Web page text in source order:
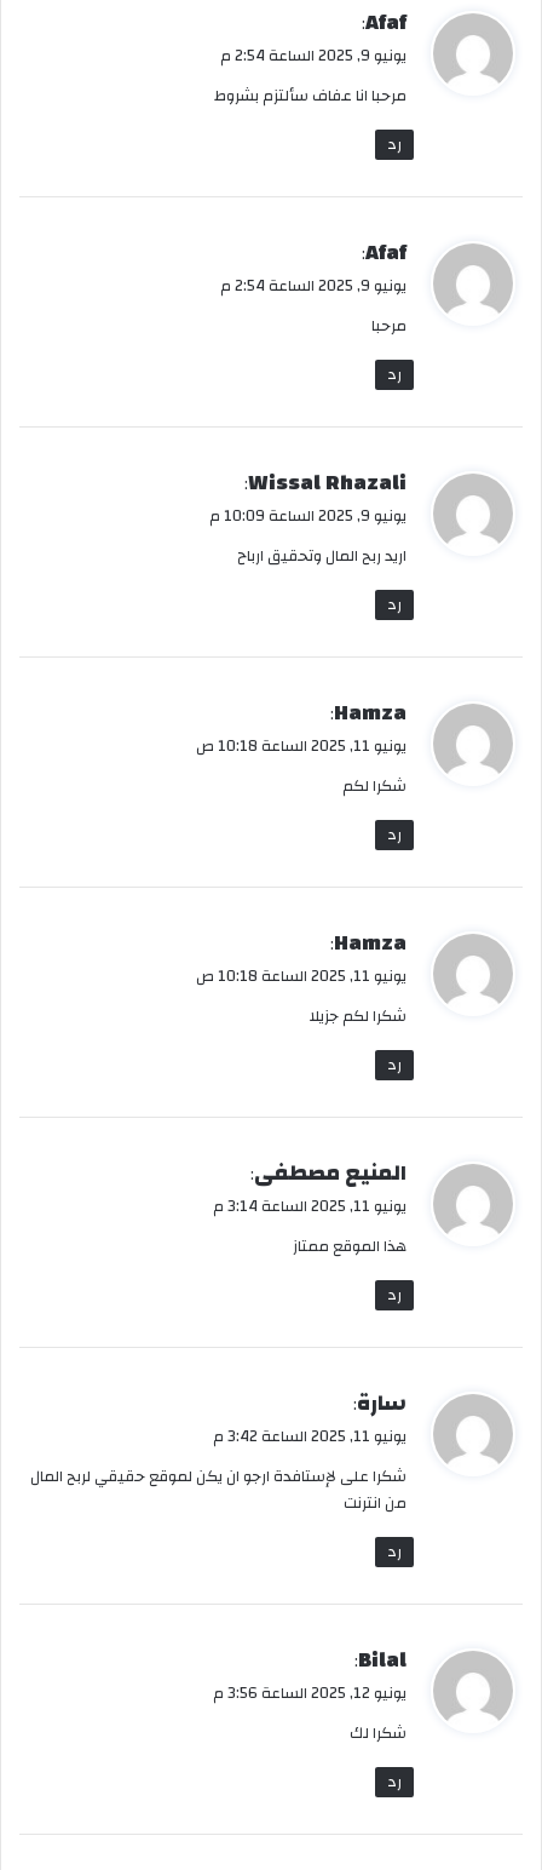
ي
و
ل
Afaf
:
يونيو 9, 2025 الساعة 2:54 م
مرحبا انا عفاف سألتزم بشروط
رد
ي
و
ل
Afaf
:
يونيو 9, 2025 الساعة 2:54 م
مرحبا
رد
ي
و
ل
Wissal Rhazali
:
يونيو 9, 2025 الساعة 10:09 م
اريد ربح المال وتحقيق ارباح
رد
ي
و
ل
Hamza
:
يونيو 11, 2025 الساعة 10:18 ص
شكرا لكم
رد
ي
و
ل
Hamza
:
يونيو 11, 2025 الساعة 10:18 ص
شكرا لكم جزيلا
رد
ي
و
ل
المنيع مصطفى:
يونيو 11, 2025 الساعة 3:14 م
هذا الموقع ممتاز
رد
ي
و
ل
سارة:
يونيو 11, 2025 الساعة 3:42 م
شكرا على لإستافدة ارجو ان يكن لموقع حقيقي لربح المال
من انترنت
رد
ي
و
ل
Bilal
:
يونيو 12, 2025 الساعة 3:56 م
شكرا لك
رد